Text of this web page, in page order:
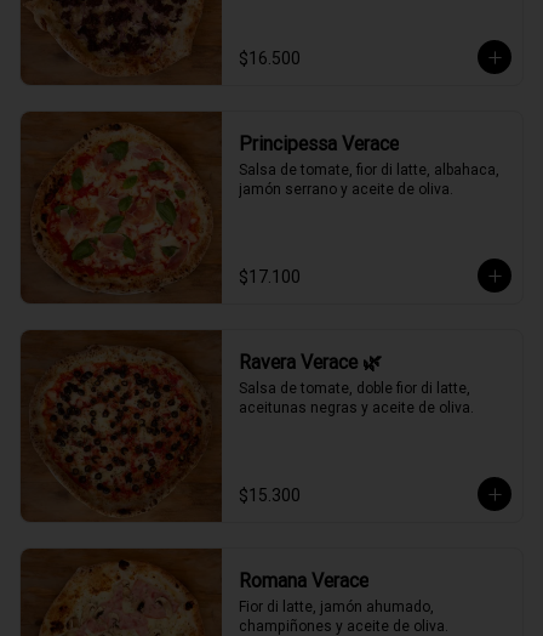
$16.500
Principessa Verace
Salsa de tomate, fior di latte, albahaca,
jamón serrano y aceite de oliva.
$17.100
Ravera Verace 🌿
Salsa de tomate, doble fior di latte,
aceitunas negras y aceite de oliva.
$15.300
Romana Verace
Fior di latte, jamón ahumado,
champiñones y aceite de oliva.